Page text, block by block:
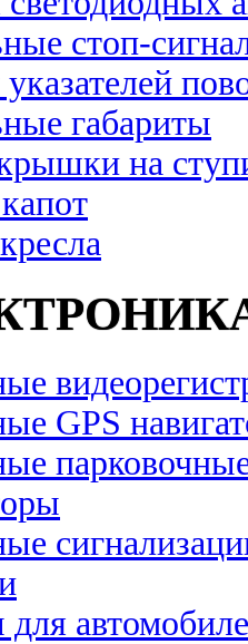
стоп-
габариты
на
GPS